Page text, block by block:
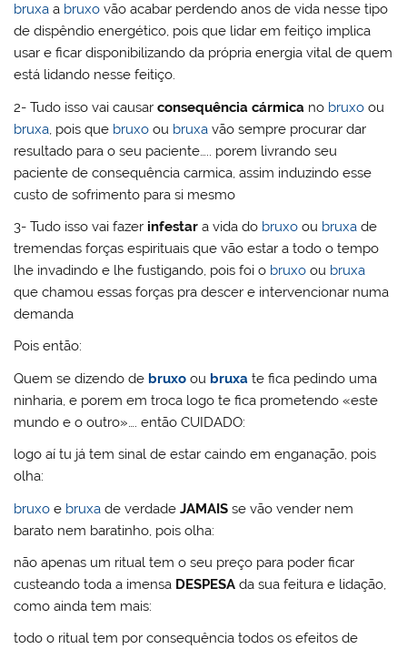
bruxa a bruxo vão acabar perdendo anos de vida nesse tipo
de dispêndio energético, pois que lidar em feitiço implica
usar e ficar disponibilizando da própria energia vital de quem
está lidando nesse feitiço.
2- Tudo isso vai causarconsequência cármica no bruxo ou
bruxa , pois que bruxo ou bruxa vão sempre procurar dar
resultado para o seu paciente….. porem livrando seu
paciente de consequência carmica, assim induzindo esse
custo de sofrimento para si mesmo
3- Tudo isso vai fazer infestar a vida do bruxo ou bruxa de
tremendas forças espirituais que vão estar a todo o tempo
lhe invadindo e lhe fustigando, pois foi o bruxo ou bruxa
que chamou essas forças pra descer e intervencionar numa
demanda
Pois então:
Quem se dizendo de bruxo ou bruxa te fica pedindo uma
ninharia, e porem em troca logo te fica prometendo «este
mundo e o outro»…. então CUIDADO:
logo aí tu já tem sinal de estar caindo em enganação, pois
olha:
bruxo e bruxa de verdadeJAMAISse vão vender nem
barato nem baratinho, pois olha:
não apenas um ritual tem o seu preço para poder ficar
custeando toda a imensa DESPESA da sua feitura e lidação,
como ainda tem mais:
todo o ritual tem por consequência todos os efeitos de